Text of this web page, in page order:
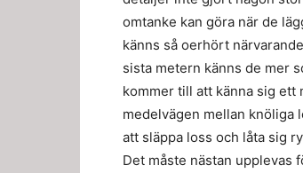
omtanke kan göra när de
känns så oerhört
sista metern känns de mer
kommer till att känna sig ett
medelvägen mellan knöliga
att släppa loss och låta sig
Det måste nästan upplevas